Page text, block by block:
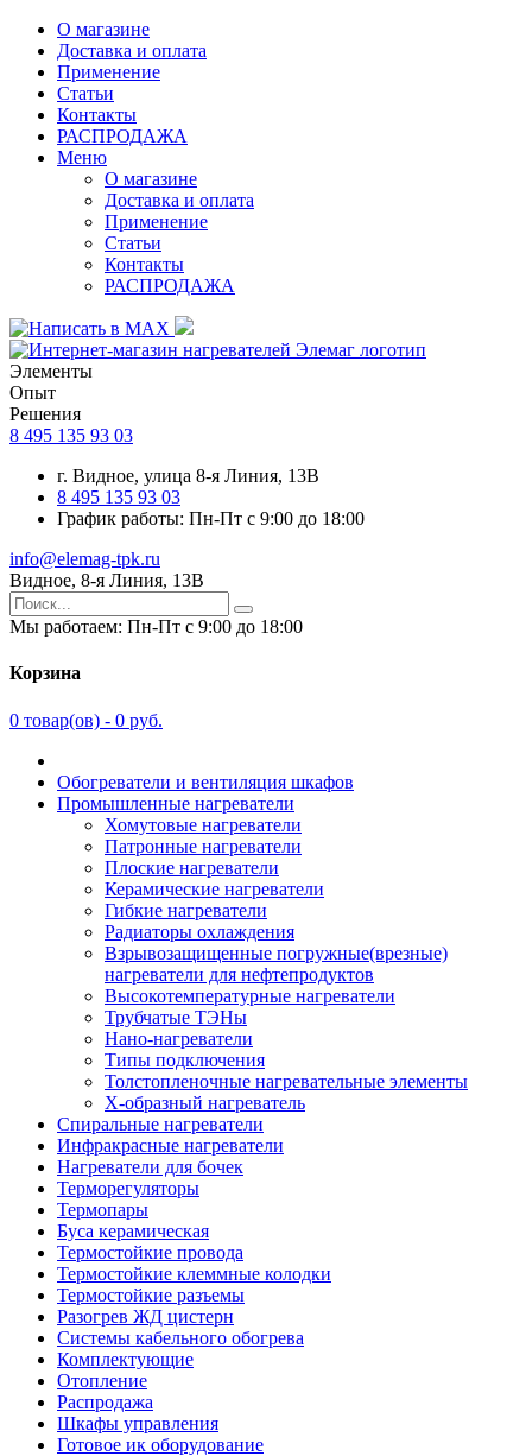
О магазине
Доставка и оплата
Применение
Статьи
Контакты
РАСПРОДАЖА
Меню
О магазине
Доставка и оплата
Применение
Статьи
Контакты
РАСПРОДАЖА
Элементы
Опыт
Решения
8 495 135 93 03
г. Видное, улица 8-я Линия, 13В
8 495 135 93 03
График работы: Пн-Пт с 9:00 до 18:00
info@elemag-tpk.ru
Видное, 8-я Линия, 13В
Мы работаем: Пн-Пт с 9:00 до 18:00
Корзина
0 товар(ов) - 0 руб.
Обогреватели и вентиляция шкафов
Промышленные нагреватели
Хомутовые нагреватели
Патронные нагреватели
Плоские нагреватели
Керамические нагреватели
Гибкие нагреватели
Радиаторы охлаждения
Взрывозащищенные погружные(врезные)
нагреватели для нефтепродуктов
Высокотемпературные нагреватели
Трубчатые ТЭНы
Нано-нагреватели
Типы подключения
Толстопленочные нагревательные элементы
Х-образный нагреватель
Спиральные нагреватели
Инфракрасные нагреватели
Нагреватели для бочек
Терморегуляторы
Термопары
Буса керамическая
Термостойкие провода
Термостойкие клеммные колодки
Термостойкие разъемы
Разогрев ЖД цистерн
Системы кабельного обогрева
Комплектующие
Отопление
Распродажа
Шкафы управления
Готовое ик оборудование